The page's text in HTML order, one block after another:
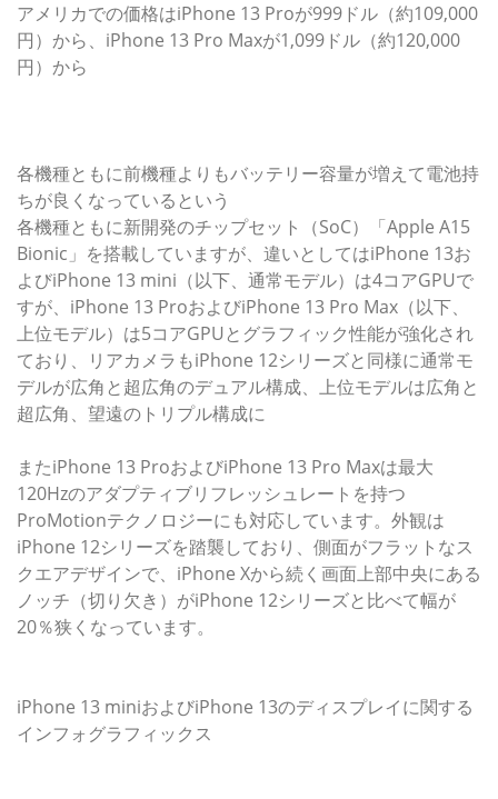
アメリカでの価格はiPhone 13 Proが999ドル（約109,000
円）から、iPhone 13 Pro Maxが1,099ドル（約120,000
円）から
各機種ともに前機種よりもバッテリー容量が増えて電池持
ちが良くなっているという
各機種ともに新開発のチップセット（SoC）「Apple A15
Bionic」を搭載していますが、違いとしてはiPhone 13お
よびiPhone 13 mini（以下、通常モデル）は4コアGPUで
すが、iPhone 13 ProおよびiPhone 13 Pro Max（以下、
上位モデル）は5コアGPUとグラフィック性能が強化され
ており、リアカメラもiPhone 12シリーズと同様に通常モ
デルが広角と超広角のデュアル構成、上位モデルは広角と
超広角、望遠のトリプル構成に
またiPhone 13 ProおよびiPhone 13 Pro Maxは最大
120Hzのアダプティブリフレッシュレートを持つ
ProMotionテクノロジーにも対応しています。外観は
iPhone 12シリーズを踏襲しており、側面がフラットなス
クエアデザインで、iPhone Xから続く画面上部中央にある
ノッチ（切り欠き）がiPhone 12シリーズと比べて幅が
20％狭くなっています。
iPhone 13 miniおよびiPhone 13のディスプレイに関する
インフォグラフィックス